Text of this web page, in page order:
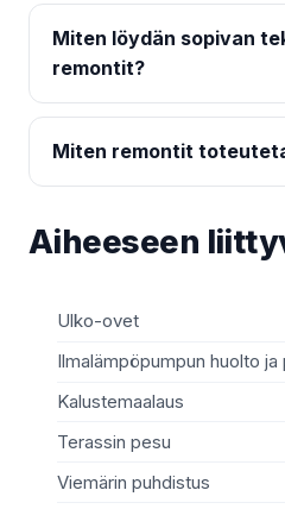
Miten löydän sopivan
remontit?
Miten remontit
Aiheeseen
Ulko-ovet
Ilmalämpöpumpun huolto ja
Kalustemaalaus
Terassin pesu
Viemärin puhdistus